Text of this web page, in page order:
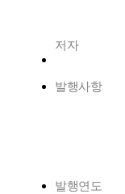
저자
발행사항
발행연도